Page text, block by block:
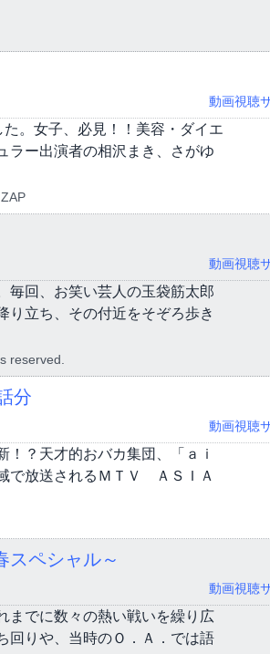
動画視聴
。女子、必見！！美容・ダイエ
ラー出演者の相沢まき、さがゆ
動画視聴
毎回、お笑い芸人の玉袋筋太郎
り立ち、その付近をそぞろ歩き
reserved.
分
動画視聴
？天才的おバカ集団、「ａｉ
で放送されるＭＴＶ ＡＳＩＡ
ペシャル～
動画視聴
でに数々の熱い戦いを繰り広
回りや、当時のＯ．Ａ．では語